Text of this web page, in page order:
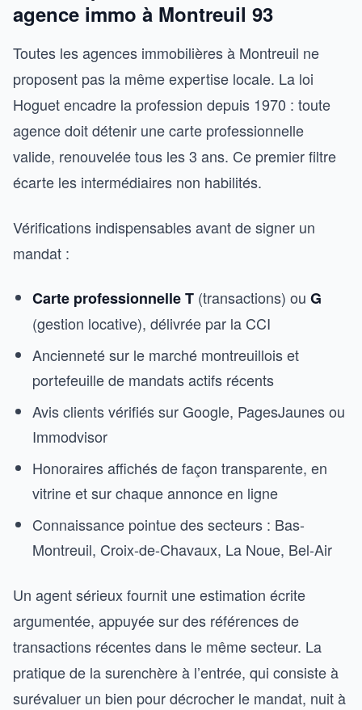
agence immo à Montreuil 93
Toutes les agences immobilières à Montreuil ne
proposent pas la même expertise locale. La loi
Hoguet encadre la profession depuis 1970 : toute
agence doit détenir une carte professionnelle
valide, renouvelée tous les 3 ans. Ce premier filtre
écarte les intermédiaires non habilités.
Vérifications indispensables avant de signer un
mandat :
Carte professionnelle T (transactions) ou G
(gestion locative), délivrée par la CCI
Ancienneté sur le marché montreuillois et
portefeuille de mandats actifs récents
Avis clients vérifiés sur Google, PagesJaunes ou
Immodvisor
Honoraires affichés de façon transparente, en
vitrine et sur chaque annonce en ligne
Connaissance pointue des secteurs : Bas-
Montreuil, Croix-de-Chavaux, La Noue, Bel-Air
Un agent sérieux fournit une estimation écrite
argumentée, appuyée sur des références de
transactions récentes dans le même secteur. La
pratique de la surenchère à l’entrée, qui consiste à
surévaluer un bien pour décrocher le mandat, nuit à